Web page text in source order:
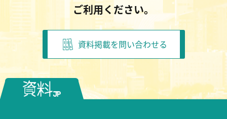
ご利用ください。
資料掲載を問い合わせる